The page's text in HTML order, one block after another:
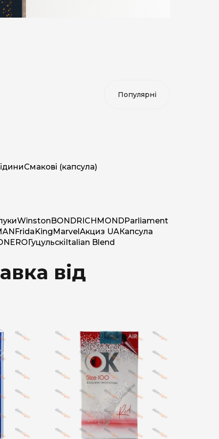
Смакові (капсула)
WinstonBONDRICHMONDParliament
FridaKingMarvelАкциз UAКапсула
NEROГуцульскіItalian Blend
від